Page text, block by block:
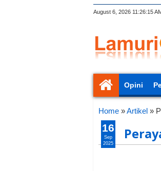
August 6, 2026 11:26:16
Opini
Home »Artikel »
16
Sep
2025